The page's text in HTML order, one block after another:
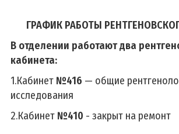
ГРАФИК РАБОТЫ
В отделении работают два
кабинета:
1.Кабинет №416 — общие
исследования
2.Кабинет №410 - закрыт на ремонт